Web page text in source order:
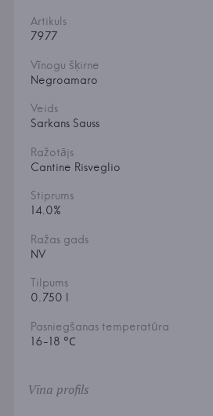
Artikuls
7977
Vīnogu šķirne
Negroamaro
Veids
Sarkans Sauss
Ražotājs
Cantine Risveglio
Stiprums
14.0%
Ražas gads
NV
Tilpums
0.750 l
Pasniegšanas temperatūra
16-18 °С
Vīna profils